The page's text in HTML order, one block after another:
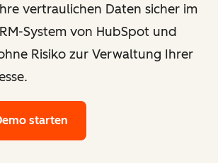
vertraulichen Daten sicher im
System von HubSpot und
Risiko zur Verwaltung Ihrer
starten